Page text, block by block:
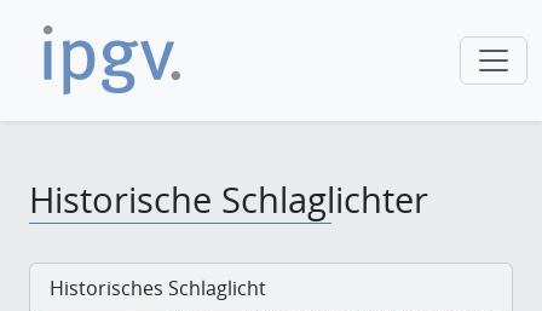
Historische Schlaglichter
Historisches Schlaglicht